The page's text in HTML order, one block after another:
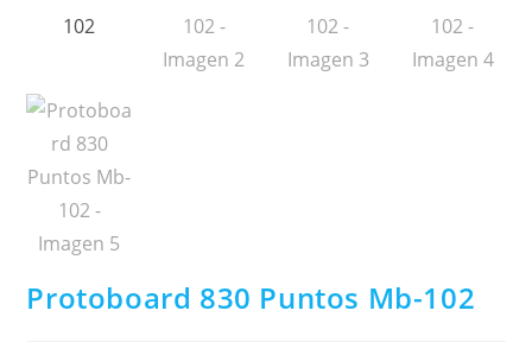
Protoboard 830 Puntos Mb-102